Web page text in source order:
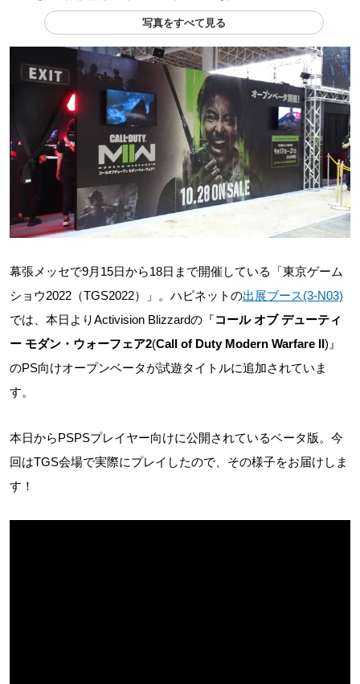
写真をすべて見る
幕張メッセで9月15日から18日まで開催している「東京ゲーム
ショウ2022（TGS2022）」。ハピネットの出展ブース(3-N03)
では、本日よりActivision Blizzardの『コール オブ デューティ
ー モダン・ウォーフェア2(Call of Duty Modern Warfare II)』
のPS向けオープンベータが試遊タイトルに追加されていま
す。
本日からPSPSプレイヤー向けに公開されているベータ版。今
回はTGS会場で実際にプレイしたので、その様子をお届けしま
す！